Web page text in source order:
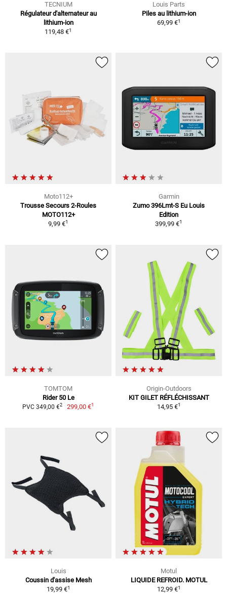
TECNIUM
Régulateur d'alternateur au
lithium-ion
119,48 €1
Louis Parts
Piles au lithium-ion
69,99 €1
Moto112+
Trousse Secours 2-Roules
MOTO112+
9,99 €1
Garmin
Zumo 396Lmt-S Eu Louis
Edition
399,99 €1
TOMTOM
Rider 50 Le
PVC 349,00 €2 299,00 €1
Origin-Outdoors
KIT GILET RÉFLÉCHISSANT
14,95 €1
Louis
Coussin d'assise Mesh
19,99 €1
Motul
LIQUIDE REFROID. MOTUL
12,99 €1